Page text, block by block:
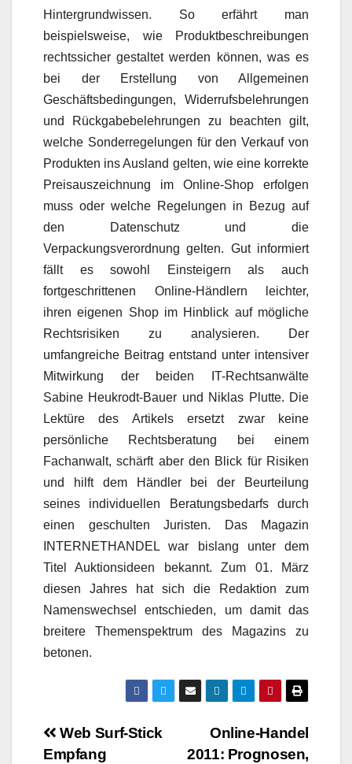
Hintergrundwissen. So erfährt man
beispielsweise, wie Produktbeschreibungen
rechtssicher gestaltet werden können, was es
bei der Erstellung von Allgemeinen
Geschäftsbedingungen, Widerrufsbelehrungen
und Rückgabebelehrungen zu beachten gilt,
welche Sonderregelungen für den Verkauf von
Produkten ins Ausland gelten, wie eine korrekte
Preisauszeichnung im Online-Shop erfolgen
muss oder welche Regelungen in Bezug auf
den Datenschutz und die
Verpackungsverordnung gelten. Gut informiert
fällt es sowohl Einsteigern als auch
fortgeschrittenen Online-Händlern leichter,
ihren eigenen Shop im Hinblick auf mögliche
Rechtsrisiken zu analysieren. Der
umfangreiche Beitrag entstand unter intensiver
Mitwirkung der beiden IT-Rechtsanwälte
Sabine Heukrodt-Bauer und Niklas Plutte. Die
Lektüre des Artikels ersetzt zwar keine
persönliche Rechtsberatung bei einem
Fachanwalt, schärft aber den Blick für Risiken
und hilft dem Händler bei der Beurteilung
seines individuellen Beratungsbedarfs durch
einen geschulten Juristen. Das Magazin
INTERNETHANDEL war bislang unter dem
Titel Auktionsideen bekannt. Zum 01. März
diesen Jahres hat sich die Redaktion zum
Namenswechsel entschieden, um damit das
breitere Themenspektrum des Magazins zu
betonen.
Beitragsnavigation
Online-Handel
2011: Prognosen,
Web Surf-Stick
Empfang